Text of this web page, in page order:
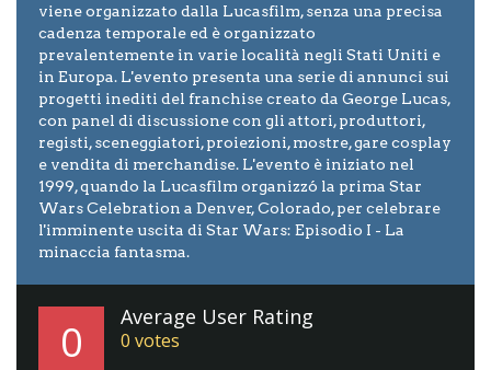
viene organizzato dalla Lucasfilm, senza una precisa
cadenza temporale ed è organizzato
prevalentemente in varie località negli Stati Uniti e
in Europa. L'evento presenta una serie di annunci sui
progetti inediti del franchise creato da George Lucas,
con panel di discussione con gli attori, produttori,
registi, sceneggiatori, proiezioni, mostre, gare cosplay
e vendita di merchandise. L'evento è iniziato nel
1999, quando la Lucasfilm organizzó la prima Star
Wars Celebration a Denver, Colorado, per celebrare
l'imminente uscita di Star Wars: Episodio I - La
minaccia fantasma.
0 Average User Rating
0 votes